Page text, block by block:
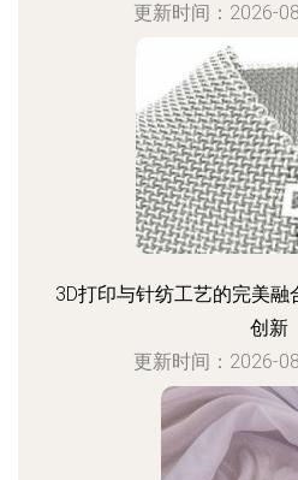
更新时间：2026-
3D打印与针纺工艺的完美融
创新
更新时间：2026-